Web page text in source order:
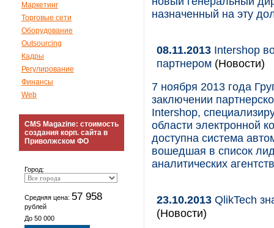
Маркетинг
Торговые сети
Оборудование
Outsourcing
Кадры
Регулирование
Финансы
Web
CMS Magazine: стоимость
создания корп. сайта в
Приволжском ФО
Город:
Средняя цена: 57 958
рублей
До 50 000
назначенный на эту
08.11.2013 Intershop
партнером (Новости)
7 ноября 2013 года
заключении
Intershop,
области электронной
доступна система
вошедшая в список
аналитических
23.10.2013 QlikTech
(Новости)